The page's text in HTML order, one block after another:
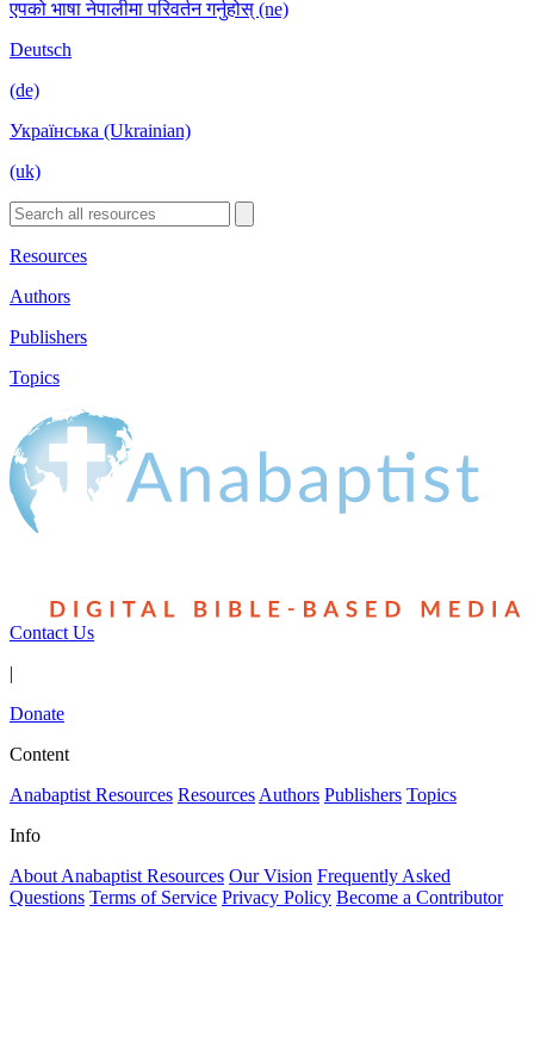
एपको भाषा नेपालीमा परिवर्तन गर्नुहोस् (ne)
Deutsch
(de)
Українська (Ukrainian)
(uk)
Resources
Authors
Publishers
Topics
Contact Us
|
Donate
Content
Anabaptist Resources Resources Authors Publishers Topics
Info
About Anabaptist Resources Our Vision Frequently Asked
Questions Terms of Service Privacy Policy Become a Contributor